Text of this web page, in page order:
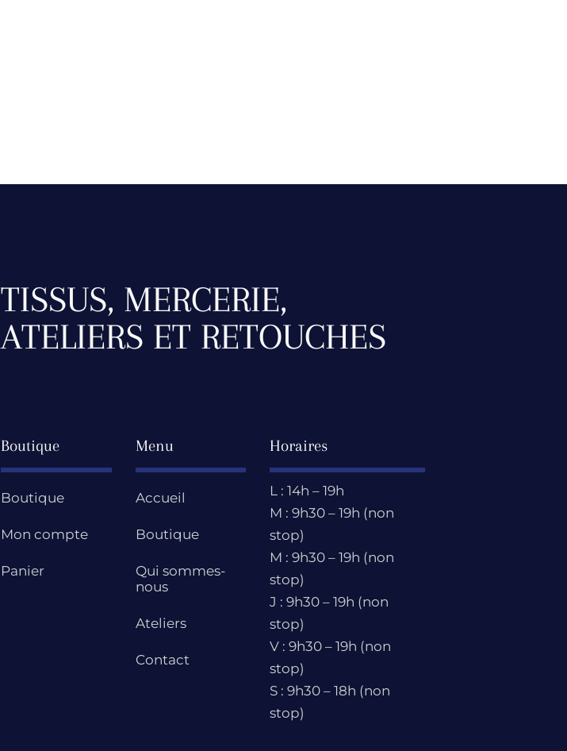
TISSUS, MERCERIE,
ATELIERS ET RETOUCHES
Boutique
Boutique
Mon compte
Panier
Menu
Accueil
Boutique
Qui sommes-
nous
Ateliers
Contact
Horaires
L : 14h – 19h
M : 9h30 – 19h (non
stop)
M : 9h30 – 19h (non
stop)
J : 9h30 – 19h (non
stop)
V : 9h30 – 19h (non
stop)
S : 9h30 – 18h (non
stop)